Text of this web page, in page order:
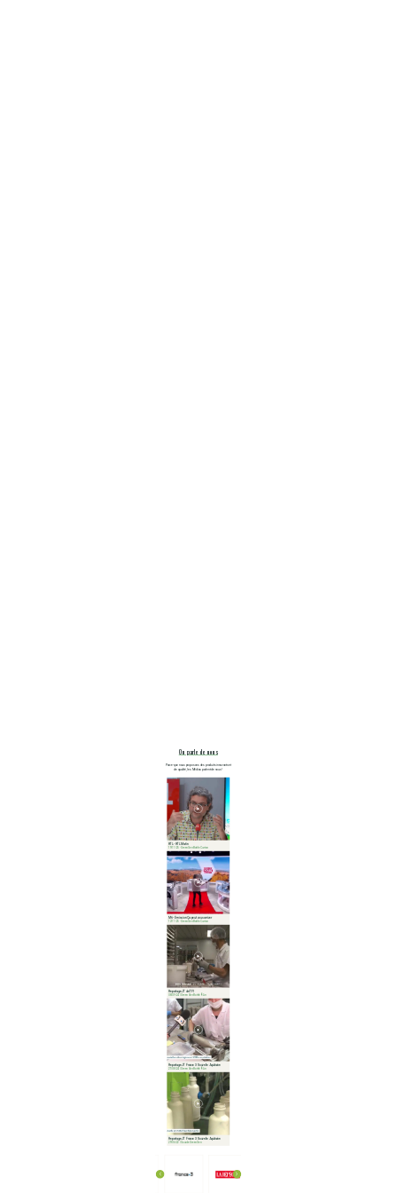
On parle de nous
Parce-que nous proposons des produits innovants et
de qualité, les Médias parlent de nous !
RTL - RTL Matin
19/11/25 - Green Gen Bottle Carton
M6 - Emission Ça peut vous arriver
12/11/25 - Green Gen Bottle Carton
Reportage JT de TF1
08/09/24 / Green Gen Bottle® Lin
Reportage JT France 3 Nouvelle Aquitaine
27/08/24 / Green Gen Bottle® Lin
Reportage JT France 3 Nouvelle Aquitaine
29/06/22 / Gourde Green Gen